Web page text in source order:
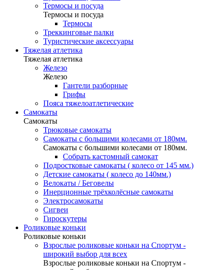
Термосы и посуда
Термосы и посуда
Термосы
Треккинговые палки
Туристические аксессуары
Тяжелая атлетика
Тяжелая атлетика
Железо
Железо
Гантели разборные
Грифы
Пояса тяжелоатлетические
Самокаты
Самокаты
Трюковые самокаты
Самокаты с большими колесами от 180мм.
Самокаты с большими колесами от 180мм.
Собрать кастомный самокат
Подростковые самокаты ( колесо от 145 мм.)
Детские самокаты ( колесо до 140мм.)
Велокаты / Беговелы
Инерционные трёхколёсные самокаты
Электросамокаты
Сигвеи
Гироскутеры
Роликовые коньки
Роликовые коньки
Взрослые роликовые коньки на Спортум -
широкий выбор для всех
Взрослые роликовые коньки на Спортум -